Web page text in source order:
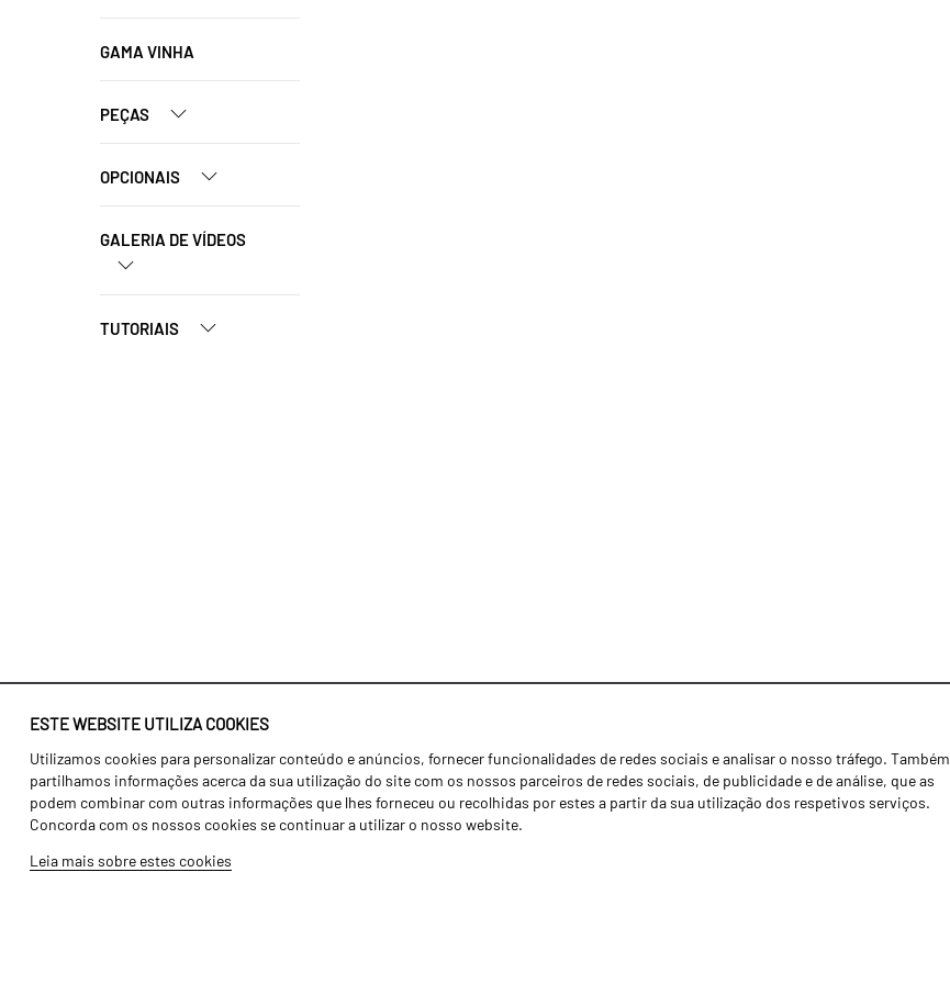
ESTE WEBSITE UTILIZA COOKIES
Utilizamos cookies para personalizar conteúdo e anúncios, fornecer funcionalidades de redes sociais e analisar o nosso tráfego. Também
partilhamos informações acerca da sua utilização do site com os nossos parceiros de redes sociais, de publicidade e de análise, que as
podem combinar com outras informações que lhes forneceu ou recolhidas por estes a partir da sua utilização dos respetivos serviços.
Concorda com os nossos cookies se continuar a utilizar o nosso website.
Leia mais sobre estes cookies
GAMA VINHA
PEÇAS
OPCIONAIS
GALERIA DE VÍDEOS
TUTORIAIS
Identidade
História
Fábrica / Produção
Recursos Humanos
Agricultura
Transportes
Gama Floresta
Notícias
Concessionários